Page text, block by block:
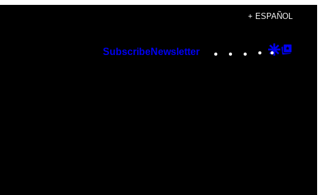
+ ESPAÑOL
SubscribeNewsletter Instagram
TikTok
YouTube
Google